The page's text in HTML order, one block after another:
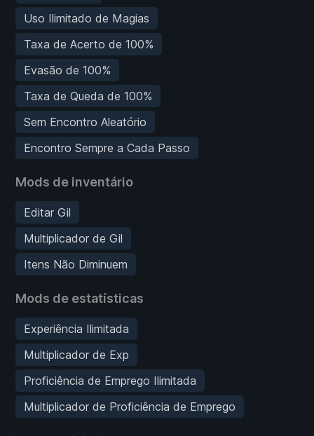
Uso Ilimitado de Magias
Taxa de Acerto de 100%
Evasão de 100%
Taxa de Queda de 100%
Sem Encontro Aleatório
Encontro Sempre a Cada Passo
Mods de inventário
Editar Gil
Multiplicador de Gil
Itens Não Diminuem
Mods de estatísticas
Experiência Ilimitada
Multiplicador de Exp
Proficiência de Emprego Ilimitada
Multiplicador de Proficiência de Emprego